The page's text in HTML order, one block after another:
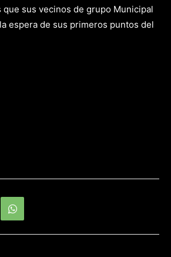
que sus vecinos de grupo Municipal
espera de sus primeros puntos del